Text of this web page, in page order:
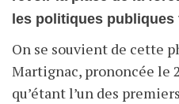
les politiques publiques
On se souvient de cette
Martignac, prononcée le
qu’étant l’un des